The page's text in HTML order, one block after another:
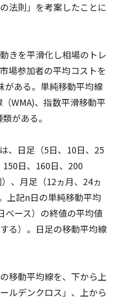
法則」を考案したことに
きを平滑化し相場のトレ
場参加者の平均コストを
がある。単純移動平均線
（WMA)、指数平滑移動平
がある。
、日足（5日、10日、25
日、160日、200
、月足（12ヵ月、24ヵ
上記n日の単純移動平均
ベース）の終値の平均値
る）。日足の移動平均線
移動平均線を、下から上
ルデンクロス」、上から